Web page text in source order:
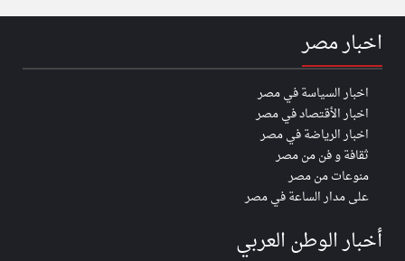
اخبار مصر
اخبار السياسة في مصر
اخبار الأقتصاد في مصر
اخبار الرياضة في مصر
ثقافة و فن من مصر
منوعات من مصر
على مدار الساعة في مصر
أخبار الوطن العربي